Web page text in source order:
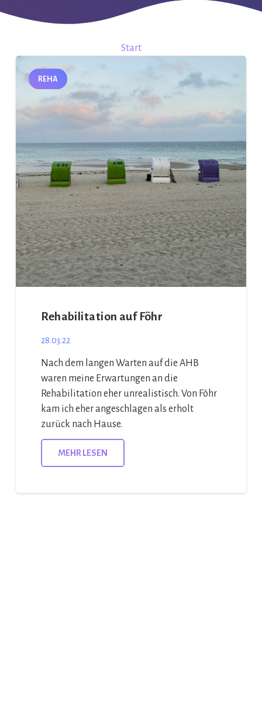
Start
REHA
Rehabilitation auf Föhr
28.03.22
Nach dem langen Warten auf die AHB
waren meine Erwartungen an die
Rehabilitation eher unrealistisch. Von Föhr
kam ich eher angeschlagen als erholt
zurück nach Hause.
MEHR LESEN